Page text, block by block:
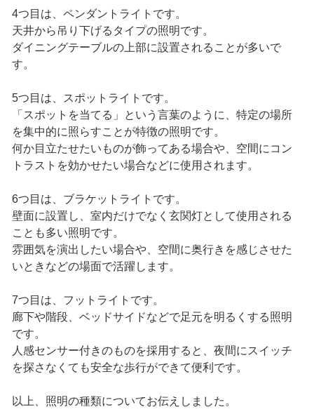
4つ目は、ペンダントライトです。
天井から吊り下げるタイプの照明です。
ダイニングテーブルの上部に設置されることが多いで
す。
5つ目は、スポットライトです。
「スポットを当てる」という言葉のように、特定の場所
を集中的に照らすことが特徴の照明です。
何か目立たせたいものが飾ってある場合や、空間にコン
トラストを効かせたい場合などに使用されます。
6つ目は、ブラケットライトです。
壁面に設置し、室内だけでなく玄関灯として使用される
ことも多い照明です。
雰囲気を演出したい場合や、空間に奥行きを感じさせた
いときなどの場面で活躍します。
7つ目は、フットライトです。
廊下や階段、ベッドサイドなどで足元を明るくする照明
です。
人感センサー付きのものを採用すると、夜間にスイッチ
を探さなくても安全な歩行ができて便利です。
以上、照明の種類についてお伝えしました。